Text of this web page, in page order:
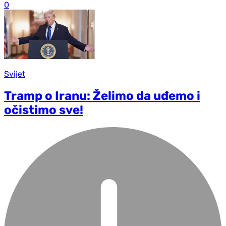
0
Svijet
Tramp o Iranu: Želimo da uđemo i
očistimo sve!